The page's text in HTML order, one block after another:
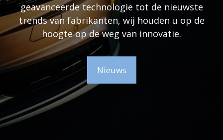
geavanceerde technologie tot de nieuwste
trends van fabrikanten, wij houden u op de
hoogte op de weg van innovatie.
Nieuws